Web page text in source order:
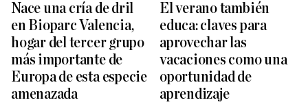
Nace una cría de dril
en Bioparc Valencia,
hogar del tercer grupo
más importante de
Europa de esta especie
amenazada
El verano también
educa: claves para
aprovechar las
vacaciones como una
oportunidad de
aprendizaje